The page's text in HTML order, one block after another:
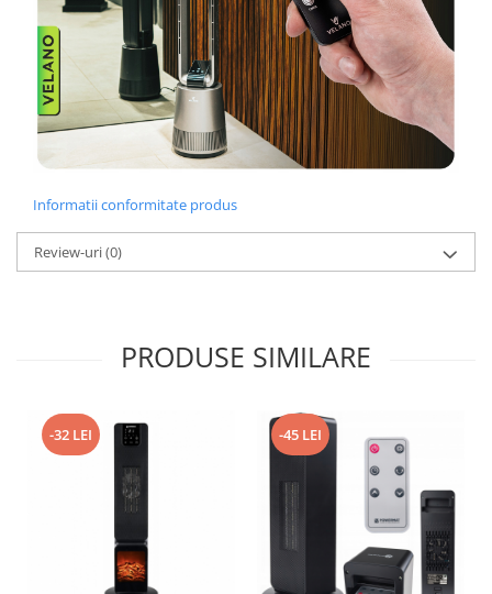
Informatii conformitate produs
Review-uri(0)
PRODUSE SIMILARE
-32 LEI -45 LEI